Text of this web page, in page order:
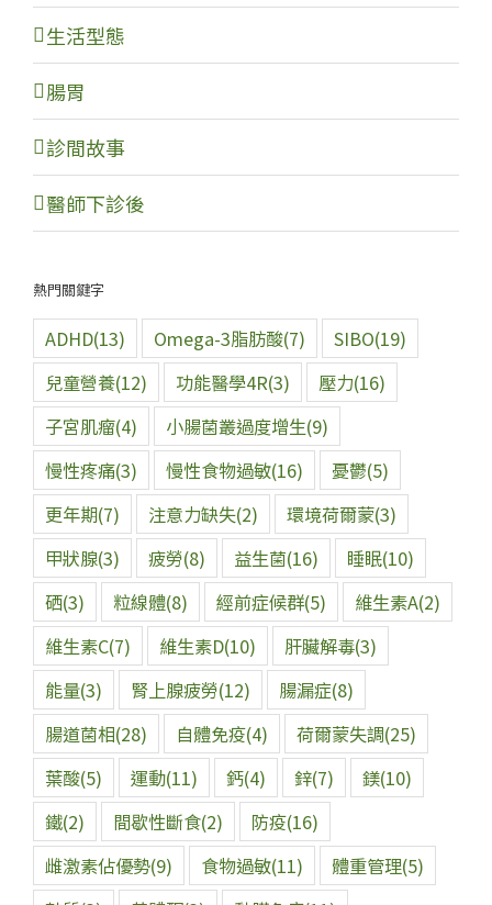
生活型態
腸胃
診間故事
醫師下診後
熱門關鍵字
ADHD(13) Omega-3脂肪酸(7) SIBO(19)
兒童營養(12) 功能醫學4R(3) 壓力(16)
子宮肌瘤(4) 小腸菌叢過度增生(9)
慢性疼痛(3) 慢性食物過敏(16) 憂鬱(5)
更年期(7) 注意力缺失(2) 環境荷爾蒙(3)
甲狀腺(3) 疲勞(8) 益生菌(16) 睡眠(10)
硒(3) 粒線體(8) 經前症候群(5) 維生素A(2)
維生素C(7) 維生素D(10) 肝臟解毒(3)
能量(3) 腎上腺疲勞(12) 腸漏症(8)
腸道菌相(28) 自體免疫(4) 荷爾蒙失調(25)
葉酸(5) 運動(11) 鈣(4) 鋅(7) 鎂(10)
鐵(2) 間歇性斷食(2) 防疫(16)
雌激素佔優勢(9) 食物過敏(11) 體重管理(5)